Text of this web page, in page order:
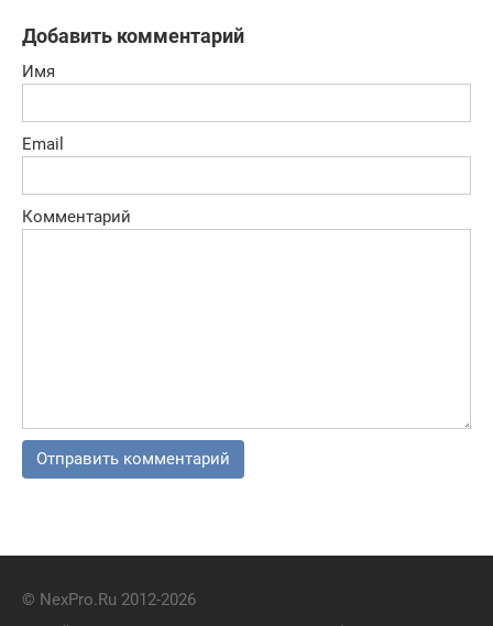
Добавить комментарий
Имя
Email
Комментарий
© NexPro.Ru 2012-2026